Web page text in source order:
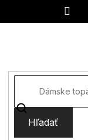
Hľadať